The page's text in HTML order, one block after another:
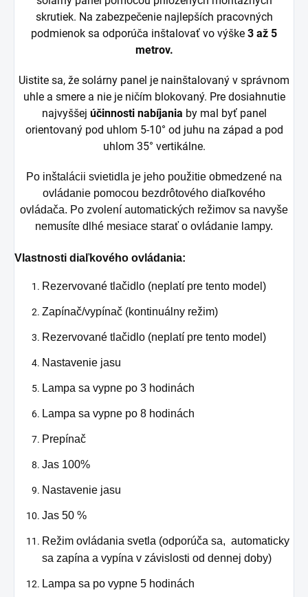
skrutiek. Na zabezpečenie najlepších pracovných
podmienok sa odporúča inštalovať vo výške 3 až 5
metrov.
Uistite sa, že solárny panel je nainštalovaný v správnom
uhle a smere a nie je ničím blokovaný. Pre dosiahnutie
najvyššej účinnosti nabíjania by mal byť panel
orientovaný pod uhlom 5-10° od juhu na západ a pod
uhlom 35° vertikálne.
Po inštalácii svietidla je jeho použitie obmedzené na
ovládanie pomocou bezdrôtového diaľkového
ovládača. Po zvolení automatických režimov sa navyše
nemusíte dlhé mesiace starať o ovládanie lampy.
Vlastnosti diaľkového ovládania:
Rezervované tlačidlo (neplatí pre tento model)
Zapínač/vypínač (kontinuálny režim)
Rezervované tlačidlo (neplatí pre tento model)
Nastavenie jasu
Lampa sa vypne po 3 hodinách
Lampa sa vypne po 8 hodinách
Prepínač
Jas 100%
Nastavenie jasu
Jas 50 %
Režim ovládania svetla (odporúča sa, automaticky
sa zapína a vypína v závislosti od dennej doby)
Lampa sa po vypne 5 hodinách